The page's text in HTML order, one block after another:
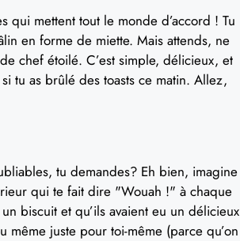
mettent tout le monde d’accord ! Tu
en forme de miette. Mais attends, ne
chef étoilé. C’est simple, délicieux, et
tu as brûlé des toasts ce matin. Allez,
tu demandes? Eh bien, imagine
qui te fait dire "Wouah !" à chaque
biscuit et qu’ils avaient eu un délicieux
juste pour toi-même (parce qu’on